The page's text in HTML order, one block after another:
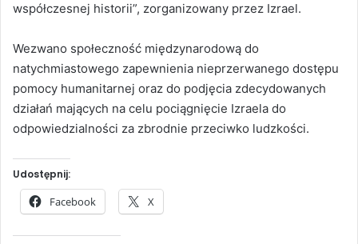
współczesnej historii”, zorganizowany przez Izrael.
Wezwano społeczność międzynarodową do
natychmiastowego zapewnienia nieprzerwanego dostępu
pomocy humanitarnej oraz do podjęcia zdecydowanych
działań mających na celu pociągnięcie Izraela do
odpowiedzialności za zbrodnie przeciwko ludzkości.
Udostępnij:
Facebook X